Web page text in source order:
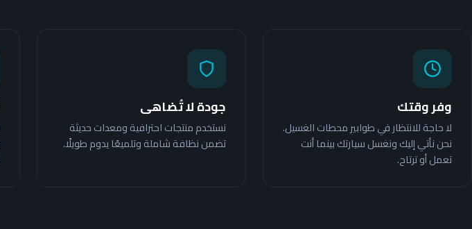
وفر وقتك
لا حاجة للانتظار في طوابير محطات الغسيل.
نحن نأتي إليك ونغسل سيارتك بينما أنت
تعمل أو ترتاح.
جودة لا تُضاهى
نستخدم منتجات احترافية ومعدات حديثة
تضمن نظافة شاملة وتلميعًا يدوم طويلًا.